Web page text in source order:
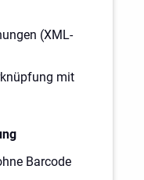
(XML-
mit
Barcode